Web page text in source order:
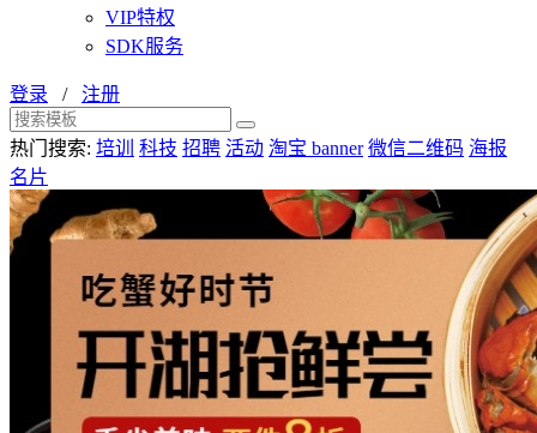
VIP特权
SDK服务
登录 / 注册
热门搜索: 培训 科技 招聘 活动 淘宝 banner 微信二维码 海报
名片